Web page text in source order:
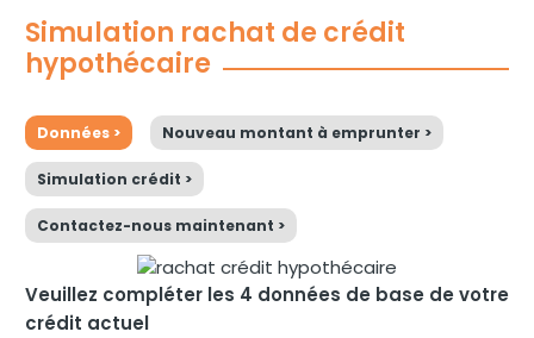
Simulation rachat de crédit
hypothécaire
Données > Nouveau montant à emprunter >
Simulation crédit >
Contactez-nous maintenant >
Veuillez compléter les 4 données de base de votre
crédit actuel